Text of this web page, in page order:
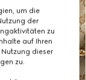
um die
der
zu
auf Ihren
dieser
zu.